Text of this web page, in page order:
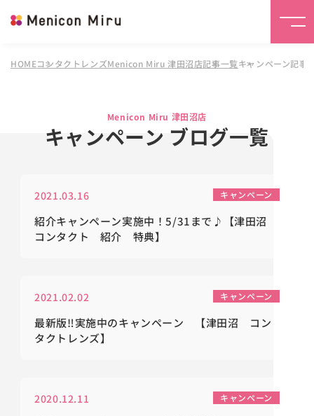
HOMEコンタクトレンズMenicon Miru 津田沼店記事一覧キャンペーン記事
Menicon Miru 津田沼店
キャンペーン ブログ一覧
2021.03.16 キャンペーン
紹介キャンペーン実施中！5/31まで♪【津田沼
コンタクト 紹介 特典】
2021.02.02 キャンペーン
最新版‼実施中のキャンペーン 【津田沼 コン
タクトレンズ】
2020.12.11 キャンペーン